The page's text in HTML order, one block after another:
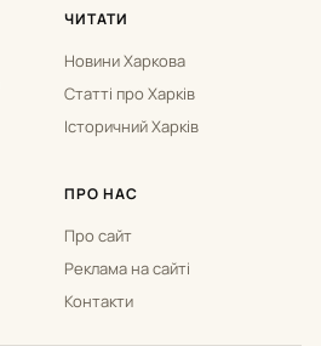
ЧИТАТИ
Новини Харкова
Статті про Харків
Історичний Харків
ПРО НАС
Про сайт
Реклама на сайті
Контакти